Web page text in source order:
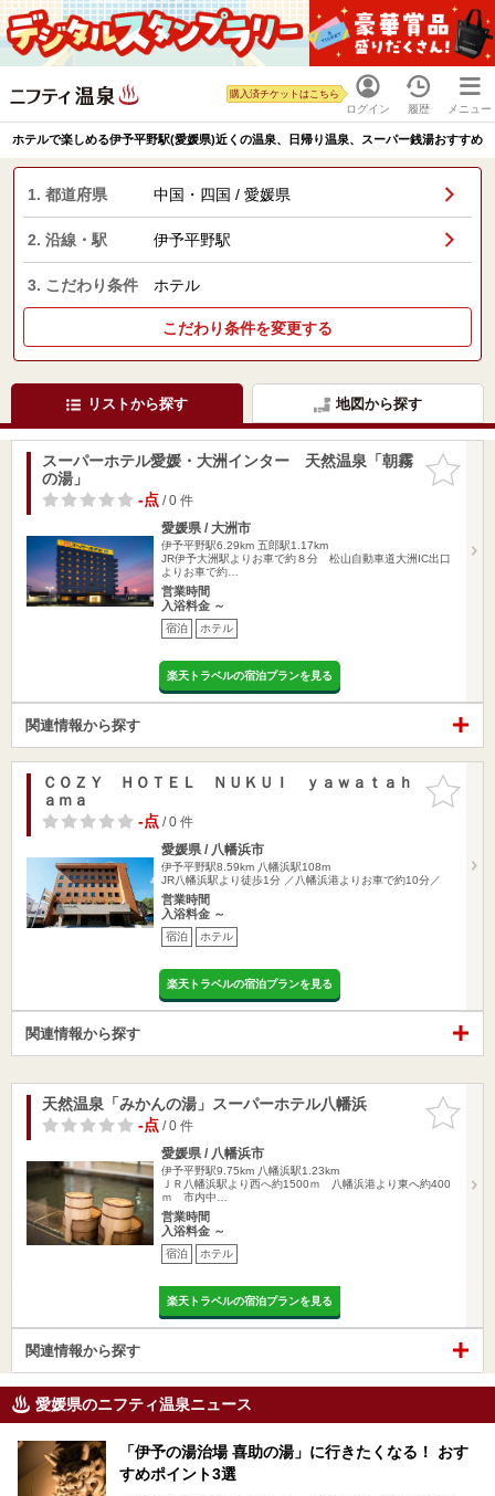
ログイン
購入済チケットはこちら
履歴 メニュー
ホテルで楽しめる伊予平野駅(愛媛県)近くの温泉、日帰り温泉、スーパー銭湯おすすめ
1. 都道府県 中国・四国 / 愛媛県
2. 沿線・駅 伊予平野駅
3. こだわり条件 ホテル
こだわり条件を変更する
リストから探す 地図から探す
お気に入
りに追加
スーパーホテル愛媛・大洲インター 天然温泉「朝霧
の湯」
-点/ 0 件
愛媛県 / 大洲市
伊予平野駅6.29km 五郎駅1.17km
JR伊予大洲駅よりお車で約８分 松山自動車道大洲IC出口
よりお車で約…
営業時間
入浴料金 ～
宿泊 ホテル
楽天トラベルの宿泊プランを見る
関連情報から探す
お気に入
りに追加
ＣＯＺＹ ＨＯＴＥＬ ＮＵＫＵＩ ｙａｗａｔａｈ
ａｍａ
-点/ 0 件
愛媛県 / 八幡浜市
伊予平野駅8.59km 八幡浜駅108m
JR八幡浜駅より徒歩1分 ／八幡浜港よりお車で約10分／
営業時間
入浴料金 ～
宿泊 ホテル
楽天トラベルの宿泊プランを見る
関連情報から探す
お気に入
りに追加
天然温泉「みかんの湯」スーパーホテル八幡浜
-点/ 0 件
愛媛県 / 八幡浜市
伊予平野駅9.75km 八幡浜駅1.23km
ＪＲ八幡浜駅より西へ約1500ｍ 八幡浜港より東へ約400
ｍ 市内中…
営業時間
入浴料金 ～
宿泊 ホテル
楽天トラベルの宿泊プランを見る
関連情報から探す
愛媛県のニフティ温泉ニュース
「伊予の湯治場 喜助の湯」に行きたくなる！ おす
すめポイント3選